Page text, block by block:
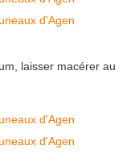
laisser macérer au